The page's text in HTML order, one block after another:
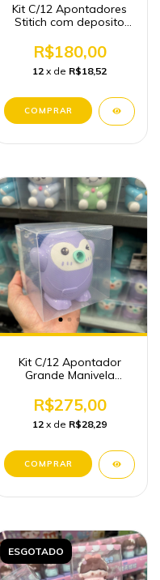
Kit C/12 Apontadores
Stitich com deposito
R$180,00
12 x de R$18,52
Kit C/12 Apontador
Grande Manivela
Kawaii
R$275,00
12 x de R$28,29
ESGOTADO